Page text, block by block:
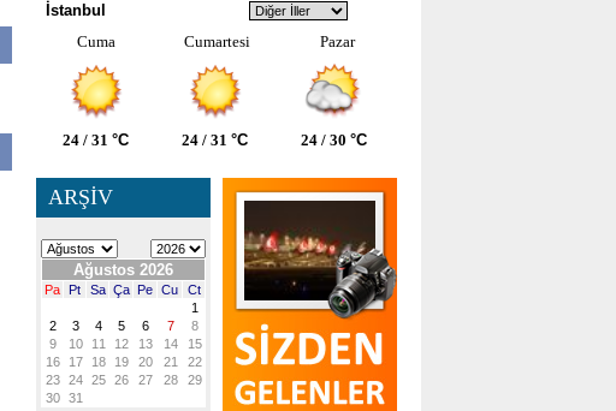
İstanbul
Cuma
Cumartesi Pazar
24 / 31 °C 24 / 31 °C 24 / 30 °C
ARŞİV